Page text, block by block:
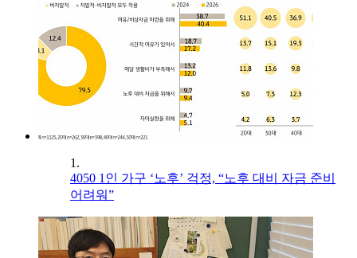
1.
4050 1인 가구 ‘노후’ 걱정, “노후 대비 자금 준비
어려워”